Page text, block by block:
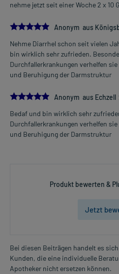
nehme jetzt seit einer Woche 2 x 10
5.0Anonym aus
Nehme Diarrhel schon seit vielen
bin wirklich sehr zufrieden.
Durchfallerkrankungen verhelfen
und Beruhigung der Darmstruktur
5.0Anonym aus Echzell
Bedaf und bin wirklich sehr
Durchfallerkrankungen verhelfen
und Beruhigung der Darmstruktur
Produkt bewerten &
Jetzt
Bei diesen Beiträgen handelt es
Kunden, die eine individuelle
Apotheker nicht ersetzen können.